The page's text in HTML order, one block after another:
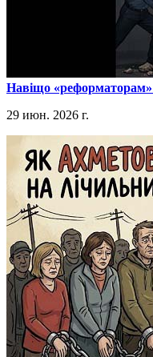
​Навіщо
29 июн. 2026 г.